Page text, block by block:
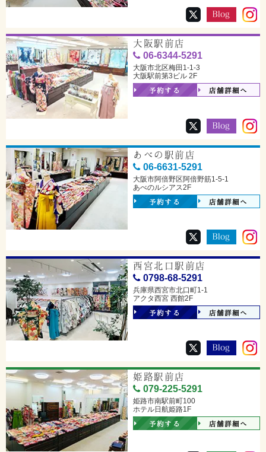
大阪駅前店
06-6344-5291
大阪市北区梅田1-1-3
大阪駅前第3ビル 2F
予約する 店舗詳細へ
あべの駅前店
06-6631-5291
大阪市阿倍野区阿倍野筋1-5-1
あべのルシアス2F
予約する 店舗詳細へ
西宮北口駅前店
0798-68-5291
兵庫県西宮市北口町1-1
アクタ西宮 西館2F
予約する 店舗詳細へ
姫路駅前店
079-225-5291
姫路市南駅前町100
ホテル日航姫路1F
予約する 店舗詳細へ